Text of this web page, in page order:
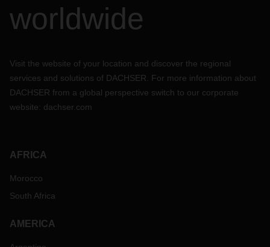
worldwide
Visit the website of your location and discover the regional
services and solutions of DACHSER. For more information about
DACHSER from a global perspective switch to our corporate
website: dachser.com
AFRICA
Morocco
South Africa
AMERICA